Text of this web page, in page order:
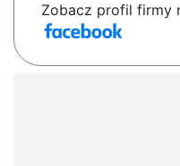
Zobacz profil firmy